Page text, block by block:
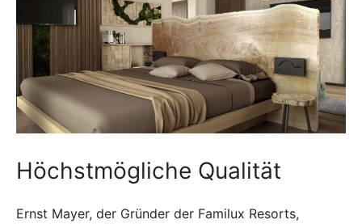
Höchstmögliche Qualität
Ernst Mayer, der Gründer der Familux Resorts,